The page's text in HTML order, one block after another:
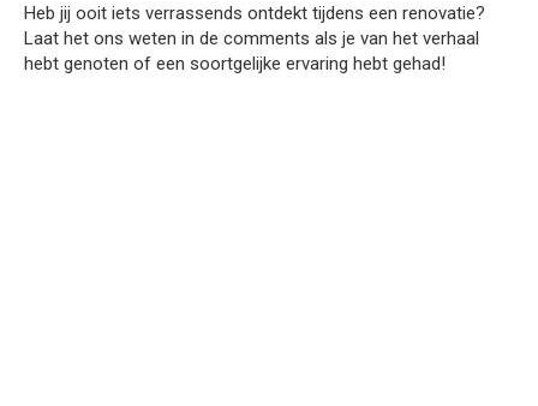
Heb jij ooit iets verrassends ontdekt tijdens een renovatie?
Laat het ons weten in de comments als je van het verhaal
hebt genoten of een soortgelijke ervaring hebt gehad!